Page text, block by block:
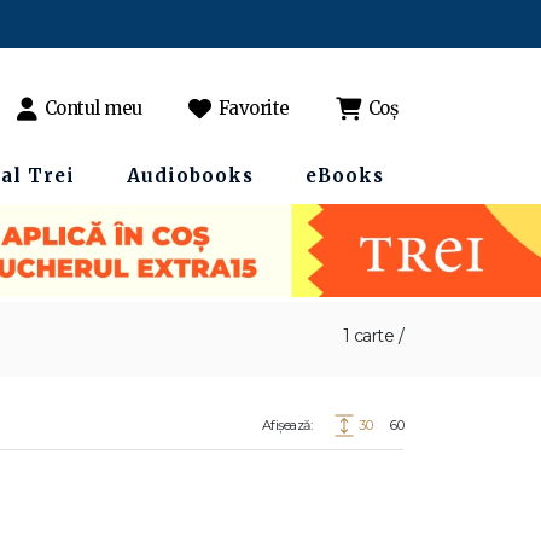
Contul meu Favorite Coș
Trei Audiobooks eBooks
1 carte /
Afișează: 30 60